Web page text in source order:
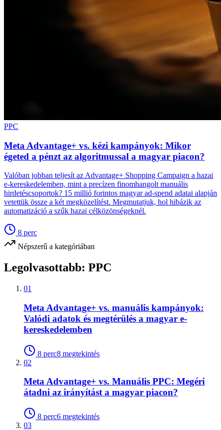
PPC
Meta Advantage+ vs. kézi kampányok: Mikor
égeted a pénzt az algoritmussal a magyar piacon?
Valóban jobban teljesít az Advantage+ Shopping Campaign a hazai
e-kereskedelemben, mint a precízen finomhangolt manuális
hirdetéscsoportok? 15 millió forintos magyar ad-spend adatai alapján
vetettük össze a két megközelítést. Megmutatjuk, hol hibázik az
automatizáció a szűk hazai célközönségeknél.
8 perc
Népszerű a kategóriában
Legolvasottabb: PPC
01
Meta Advantage+ vs. manuális kampányok:
Valódi adatok és megtérülés a magyar e-
kereskedelemben
8 perc8 megtekintés
02
Meta Advantage+ vs. Manuális PPC: Megéri
átadni az irányítást a magyar piacon?
8 perc6 megtekintés
03